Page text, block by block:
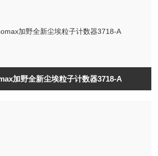
加野全新尘埃粒子计数器3718-A